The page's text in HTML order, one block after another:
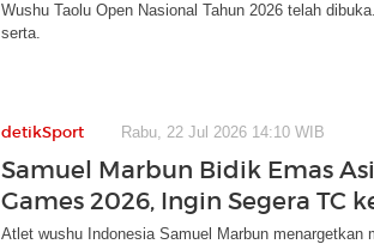
Wushu Taolu Open Nasional Tahun 2026 telah
serta.
detikSport Rabu, 22 Jul 2026 14:10 WIB
Samuel Marbun Bidik Emas
Games 2026, Ingin Segera TC
Atlet wushu Indonesia Samuel Marbun menargetkan